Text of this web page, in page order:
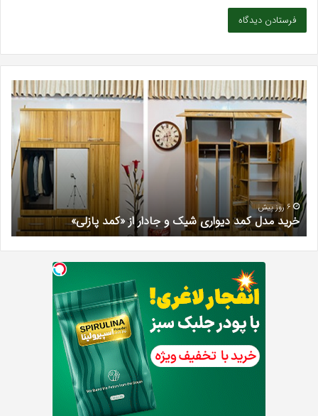
6 روز پیش
خرید مدل کمد دیواری شیک و جادار از «کمد پازلی»
بهترین
کلینیک
زیبایی
در
فردیس
کرج؛
دکتر
مریم